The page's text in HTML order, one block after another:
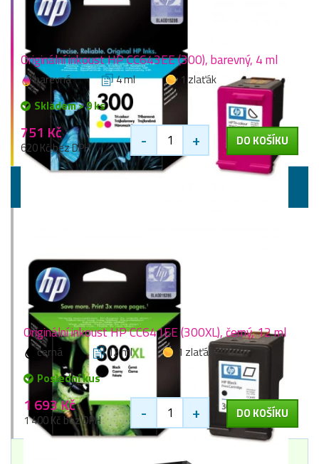
Originální inkoust HP CC643EE (300), barevný, 4 ml
barevná 4 ml
1 zlaťák
Skladem > 9 ks
751 Kč
620 Kč bez DPH - + DO KOŠÍKU
Originální inkoust HP CC641EE (300XL), černý, 12 ml
černá 12 ml
1 zlaťák
Poslední kus
1 693 Kč
1 400 Kč bez DPH - + DO KOŠÍKU